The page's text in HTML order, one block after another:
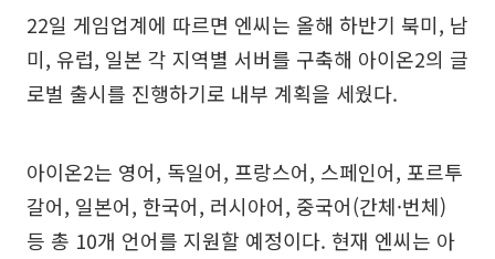
22일 게임업계에 따르면 엔씨는 올해 하반기 북미, 남
미, 유럽, 일본 각 지역별 서버를 구축해 아이온2의 글
로벌 출시를 진행하기로 내부 계획을 세웠다.
아이온2는 영어, 독일어, 프랑스어, 스페인어, 포르투
갈어, 일본어, 한국어, 러시아어, 중국어(간체·번체)
등 총 10개 언어를 지원할 예정이다. 현재 엔씨는 아